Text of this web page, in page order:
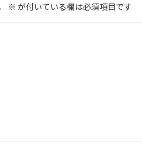
※ が付いている欄は必須項目です